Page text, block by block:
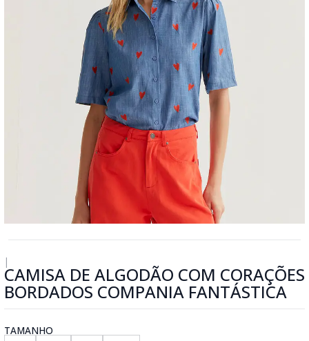
|
CAMISA DE ALGODÃO COM CORAÇÕES
BORDADOS COMPANIA FANTÁSTICA
TAMANHO